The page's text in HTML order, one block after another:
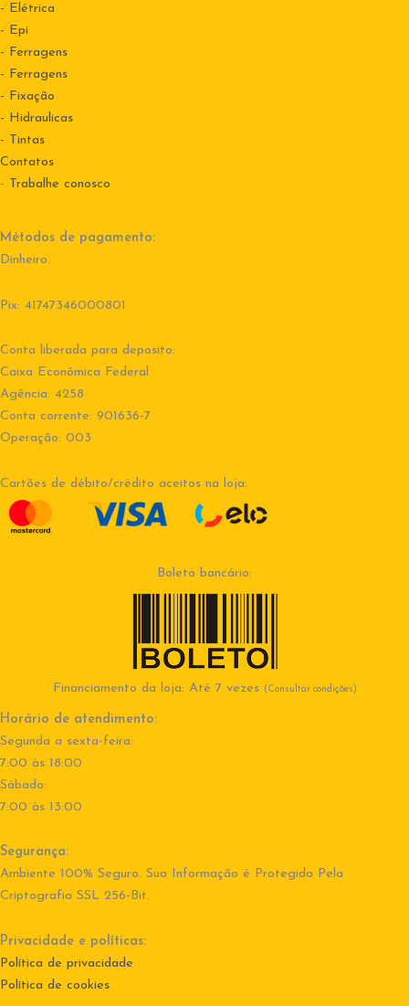
- Elétrica
- Epi
- Ferragens
- Ferragens
- Fixação
- Hidraulicas
- Tintas
Contatos
- Trabalhe conosco
Métodos de pagamento:
Dinheiro.
Pix: 41747346000801
Conta liberada para deposito:
Caixa Econômica Federal
Agência: 4258
Conta corrente: 901636-7
Operação: 003
Cartões de débito/crédito aceitos na loja:
Boleto bancário:
Financiamento da loja: Até 7 vezes (Consultar condições)
Horário de atendimento:
Segunda a sexta-feira:
7:00 às 18:00
Sábado:
7:00 às 13:00
Segurança:
Ambiente 100% Seguro. Sua Informação é Protegida Pela
Criptografia SSL 256-Bit.
Privacidade e políticas:
Política de privacidade
Política de cookies